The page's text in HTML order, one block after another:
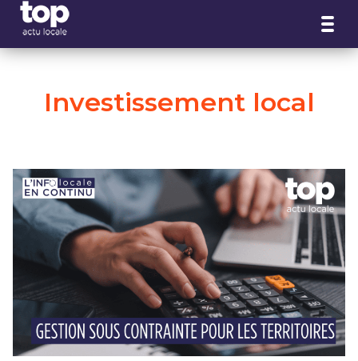
Investissement local
Panneau de gestion des cookies